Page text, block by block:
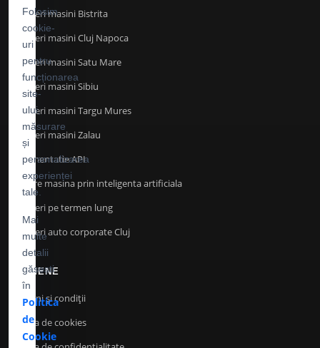
Inchirieri masini Bistrita
Inchirieri masini Cluj Napoca
Inchirieri masini Satu Mare
Inchirieri masini Sibiu
Inchirieri masini Targu Mures
Inchirieri masini Zalau
Documentatie API
Cautare masina prin inteligenta artificiala
Inchirieri pe termen lung
Inchirieri auto corporate Cluj
TERMENE
Termeni și condiții
Politica de cookies
Folosim
cookie-
uri
pentru
funcționarea
site-
ului,
măsurare
și
personalizarea
experienței
tale.
Mai
multe
detalii
găsești
în
Politica
de
Cookie